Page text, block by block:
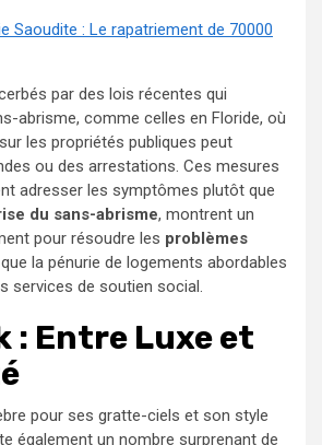
Saoudite : Le rapatriement de 70000
par des lois récentes qui
abrisme, comme celles en Floride, où
les propriétés publiques peut
ou des arrestations. Ces mesures
adresser les symptômes plutôt que
du sans-abrisme, montrent un
pour résoudre les problèmes
la pénurie de logements abordables
services de soutien social.
: Entre Luxe et
pour ses gratte-ciels et son style
également un nombre surprenant de